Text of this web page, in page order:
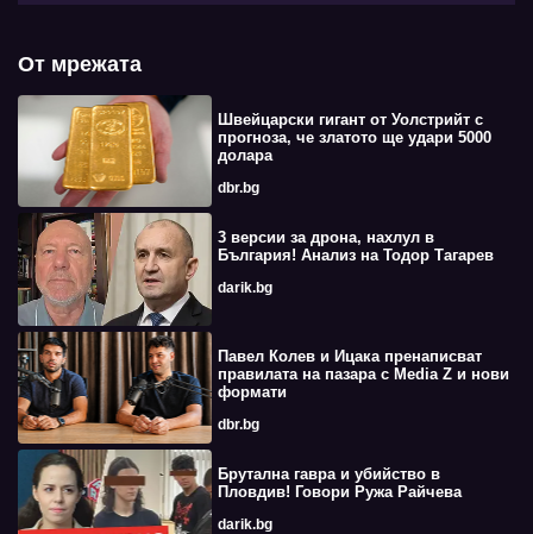
От мрежата
Швейцарски гигант от Уолстрийт с
прогноза, че златото ще удари 5000
долара
dbr.bg
3 версии за дрона, нахлул в
България! Анализ на Тодор Тагарев
darik.bg
Павел Колев и Ицака пренаписват
правилата на пазара с Media Z и нови
формати
dbr.bg
Брутална гавра и убийство в
Пловдив! Говори Ружа Райчева
darik.bg